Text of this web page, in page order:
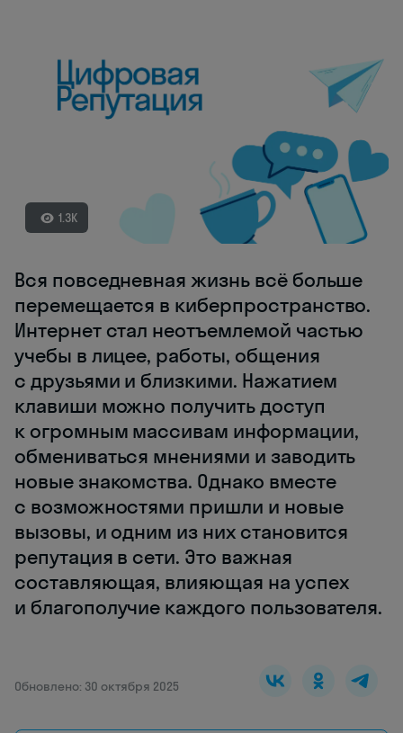
1.3K
Вся повседневная жизнь всё больше
перемещается в киберпространство.
Интернет стал неотъемлемой частью
учебы в лицее, работы, общения
с друзьями и близкими. Нажатием
клавиши можно получить доступ
к огромным массивам информации,
обмениваться мнениями и заводить
новые знакомства. Однако вместе
с возможностями пришли и новые
вызовы, и одним из них становится
репутация в сети. Это важная
составляющая, влияющая на успех
и благополучие каждого пользователя.
Обновлено: 30 октября 2025